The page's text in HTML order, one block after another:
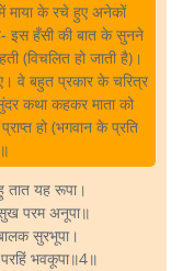
माया के रचे हुए अनेकों
इस हँसी की बात के सुनने
(विचलित हो जाती है)।
वे बहुत प्रकार के चरित्र
कथा कहकर माता को
हो (भगवान के प्रति
तात यह रूपा।
परम अनूपा॥
सुरभूपा।
भवकूपा॥4॥